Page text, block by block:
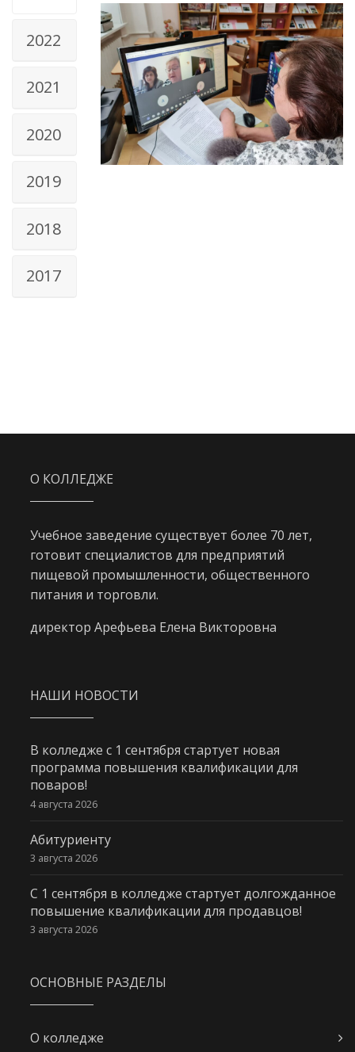
2022
2021
2020
2019
2018
2017
О КОЛЛЕДЖЕ
Учебное заведение существует более 70 лет,
готовит специалистов для предприятий
пищевой промышленности, общественного
питания и торговли.
директор Арефьева Елена Викторовна
НАШИ НОВОСТИ
В колледже с 1 сентября стартует новая
программа повышения квалификации для
поваров!
4 августа 2026
Абитуриенту
3 августа 2026
С 1 сентября в колледже стартует долгожданное
повышение квалификации для продавцов!
3 августа 2026
ОСНОВНЫЕ РАЗДЕЛЫ
О колледже